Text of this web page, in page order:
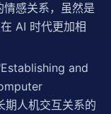
: {
有害建议"
理话题",
感关系，虽然是
AI 时代更加相
and
人机交互关系的